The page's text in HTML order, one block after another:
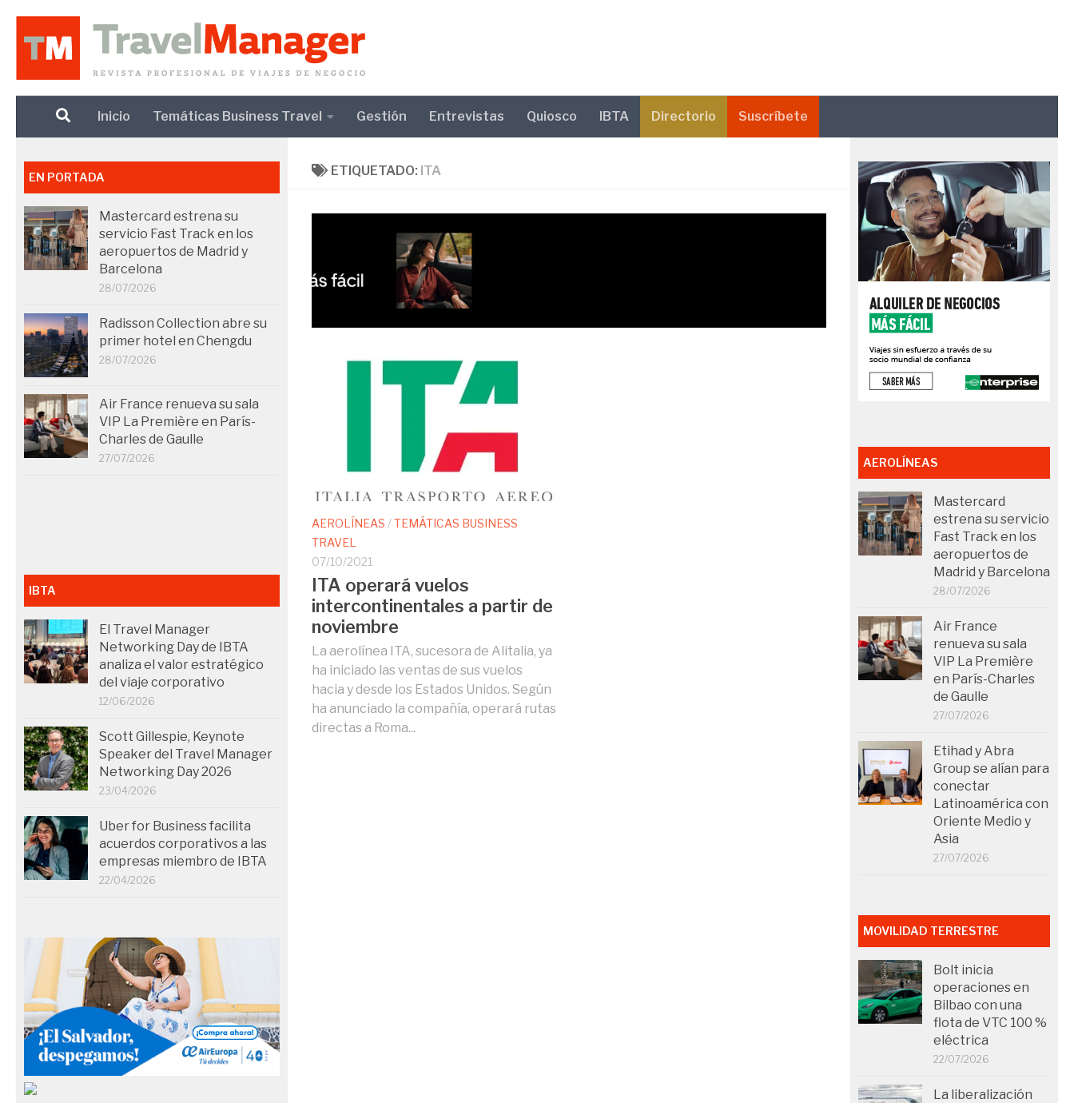
Debajo del contenido
Inicio Temáticas Business Travel Gestión Entrevistas Quiosco IBTA Directorio Suscríbete
ETIQUETADO: ITA
AEROLÍNEAS /TEMÁTICAS BUSINESS
TRAVEL
07/10/2021
ITA operará vuelos
intercontinentales a partir de
noviembre
La aerolínea ITA, sucesora de Alitalia, ya
ha iniciado las ventas de sus vuelos
hacia y desde los Estados Unidos. Según
ha anunciado la compañía, operará rutas
directas a Roma...
EN PORTADA
Mastercard estrena su
servicio Fast Track en los
aeropuertos de Madrid y
Barcelona
28/07/2026
Radisson Collection abre su
primer hotel en Chengdu
28/07/2026
Air France renueva su sala
VIP La Première en París-
Charles de Gaulle
27/07/2026
IBTA
El Travel Manager
Networking Day de IBTA
analiza el valor estratégico
del viaje corporativo
12/06/2026
Scott Gillespie, Keynote
Speaker del Travel Manager
Networking Day 2026
23/04/2026
Uber for Business facilita
acuerdos corporativos a las
empresas miembro de IBTA
22/04/2026
AEROLÍNEAS
Mastercard
estrena su servicio
Fast Track en los
aeropuertos de
Madrid y Barcelona
28/07/2026
Air France
renueva su sala
VIP La Première
en París-Charles
de Gaulle
27/07/2026
Etihad y Abra
Group se alían para
conectar
Latinoamérica con
Oriente Medio y
Asia
27/07/2026
MOVILIDAD TERRESTRE
Bolt inicia
operaciones en
Bilbao con una
flota de VTC 100 %
eléctrica
22/07/2026
La liberalización